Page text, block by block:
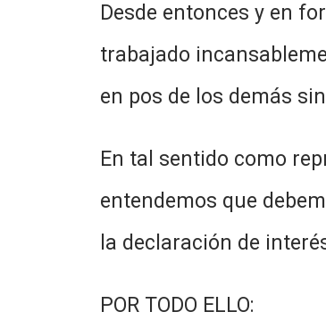
Desde entonces y en
trabajado
en pos de los demás
En tal sentido como
entendemos que
la declaración de
POR TODO ELLO: